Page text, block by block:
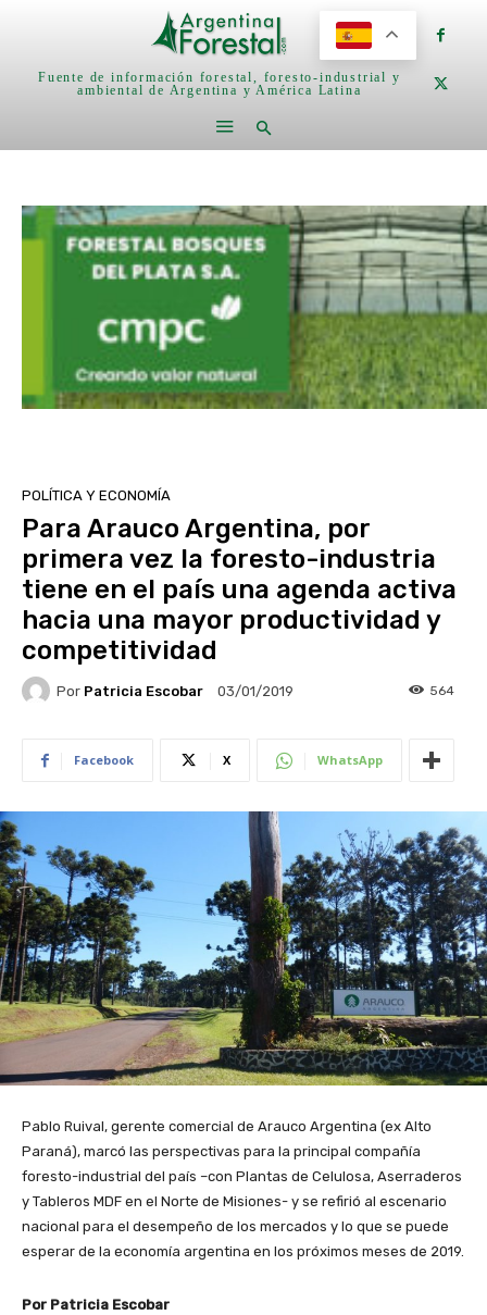
Fuente de información forestal, foresto-industrial y
ambiental de Argentina y América Latina
POLÍTICA Y ECONOMÍA
Para Arauco Argentina, por
primera vez la foresto-industria
tiene en el país una agenda activa
hacia una mayor productividad y
competitividad
Por Patricia Escobar 03/01/2019 564
Facebook X WhatsApp
Pablo Ruival, gerente comercial de Arauco Argentina (ex Alto
Paraná), marcó las perspectivas para la principal compañía
foresto-industrial del país –con Plantas de Celulosa, Aserraderos
y Tableros MDF en el Norte de Misiones- y se refirió al escenario
nacional para el desempeño de los mercados y lo que se puede
esperar de la economía argentina en los próximos meses de 2019.
Por Patricia Escobar